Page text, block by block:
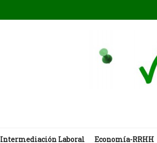
Intermediación Laboral Economía-RRHH